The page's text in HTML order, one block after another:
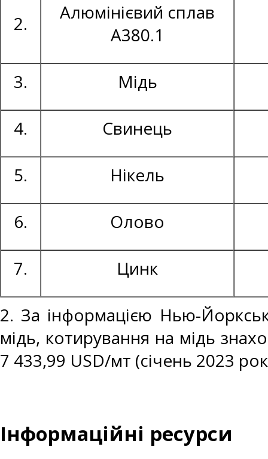
2.
Алюмінієвий сплав
А380.1
3. Мідь
4. Свинець
5. Нікель
6. Олово
7. Цинк
2. За інформацією Нью-
мідь, котирування на мідь
7 433,99 USD/мт (січень 2023
Інформаційні ресурси